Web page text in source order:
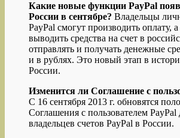
Какие новые функции PayPal
России в сентябре? Владельцы
PayPal смогут производить оплату,
выводить средства на счет в
отправлять и получать денежные
и в рублях. Это новый этап в
России.
Изменится ли Соглашение c
С 16 сентября 2013 г. обновятся
Соглашения c пользователем PayPal
владельцев счетов PayPal в России.